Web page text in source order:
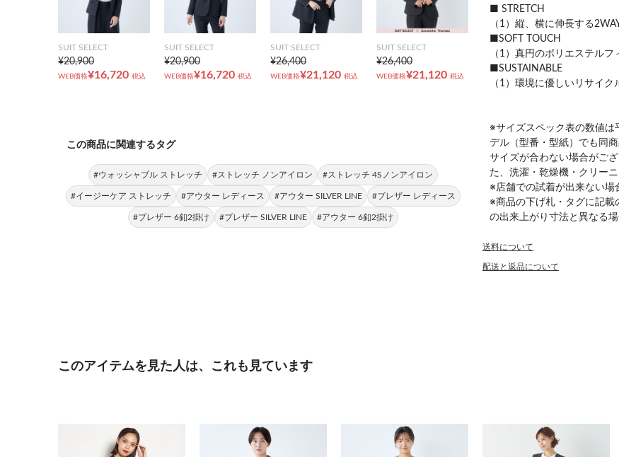
SUIT SELECT
¥20,900
WEB価格¥16,720 税込
SUIT SELECT
¥20,900
WEB価格¥16,720 税込
SUIT SELECT
¥26,400
WEB価格¥21,120 税込
SUIT SELECT
¥26,400
WEB価格¥21,120 税込
この商品に関連するタグ
#ウォッシャブル ストレッチ #ストレッチ ノンアイロン #ストレッチ 4Sノンアイロン
#イージーケア ストレッチ #アウター レディース #アウター SILVER LINE #ブレザー レディース
#ブレザー 6釦2掛け #ブレザー SILVER LINE #アウター 6釦2掛け
■ STRETCH
（1）縦、横に伸長する
■SOFT TOUCH
（1）真円のポリエステル
■SUSTAINABLE
（1）環境に優しいリサイク
※サイズスペック表の数値は
デル（型番・型紙）でも同
サイズが合わない場合がご
た、洗濯・乾燥機・クリー
※店舗での試着が出来ない場
※商品の下げ札・タグに記載
の出来上がり寸法と異なる
送料について
配送と返品について
このアイテムを見た人は、これも見ています